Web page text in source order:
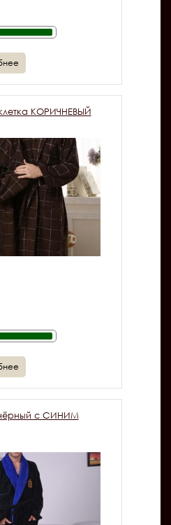
КОРИЧНЕВЫЙ
с СИНИМ